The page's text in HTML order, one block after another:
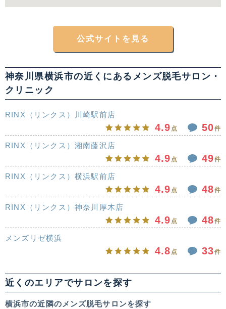
公式サイトを見る
神奈川県横浜市の近くにあるメンズ脱毛サロン・
クリニック
RINX（リンクス）川崎駅前店
4.9 点 50件
RINX（リンクス）湘南藤沢店
4.9 点 49件
RINX（リンクス）横浜駅前店
4.9 点 48件
RINX（リンクス）神奈川厚木店
4.9 点 48件
メンズリゼ横浜
4.8 点 33件
近くのエリアでサロンを探す
横浜市の近隣のメンズ脱毛サロンを探す